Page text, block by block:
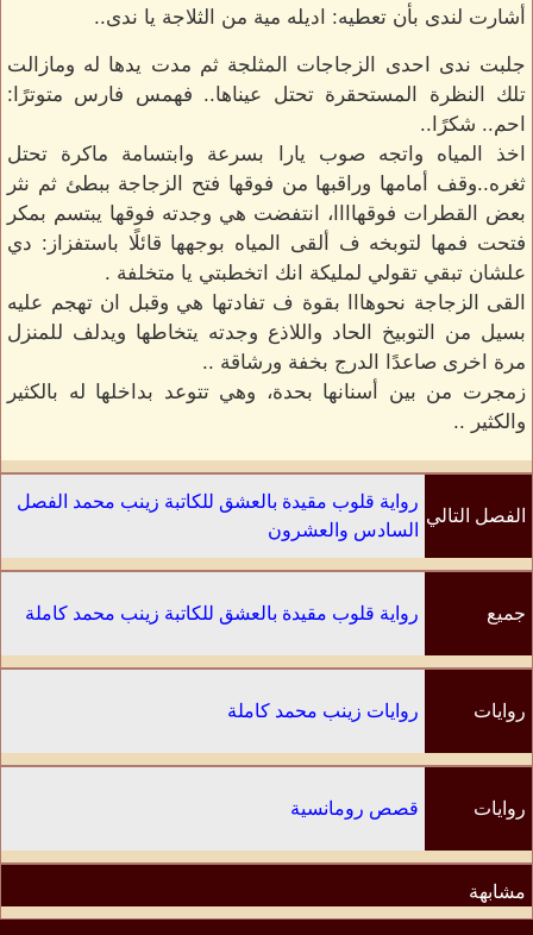
أشارت لندى بأن تعطيه: اديله مية من الثلاجة يا ندى..
جلبت ندى احدى الزجاجات المثلجة ثم مدت يدها له ومازالت
تلك النظرة المستحقرة تحتل عيناها.. فهمس فارس متوترًا:
احم.. شكرًا..
اخذ المياه واتجه صوب يارا بسرعة وابتسامة ماكرة تحتل
ثغره..وقف أمامها وراقبها من فوقها فتح الزجاجة ببطئ ثم نثر
بعض القطرات فوقهاااا، انتفضت هي وجدته فوقها يبتسم بمكر
فتحت فمها لتوبخه ف ألقى المياه بوجهها قائلًا باستفزاز: دي
علشان تبقي تقولي لمليكة انك اتخطبتي يا متخلفة .
القى الزجاجة نحوهااا بقوة ف تفادتها هي وقبل ان تهجم عليه
بسيل من التوبيخ الحاد واللاذع وجدته يتخاطها ويدلف للمنزل
مرة اخرى صاعدًا الدرج بخفة ورشاقة ..
زمجرت من بين أسنانها بحدة، وهي تتوعد بداخلها له بالكثير
والكثير ..
الفصل التالي
رواية قلوب مقيدة بالعشق للكاتبة زينب محمد الفصل
السادس والعشرون
جميع رواية قلوب مقيدة بالعشق للكاتبة زينب محمد كاملة
روايات روايات زينب محمد كاملة
روايات
مشابهة
قصص رومانسية